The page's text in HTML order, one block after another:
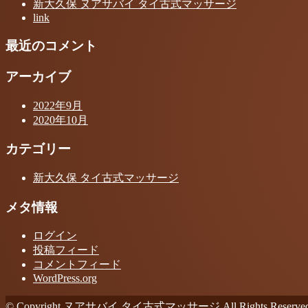
新大久保 ヌアサバイ タイ古式マッサージ
link
最近のコメント
アーカイブ
2022年9月
2020年10月
カテゴリー
新大久保 タイ古式マッサージ
メタ情報
ログイン
投稿フィード
コメントフィード
WordPress.org